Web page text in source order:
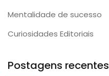
Mentalidade de sucesso
Curiosidades Editoriais
Postagens recentes